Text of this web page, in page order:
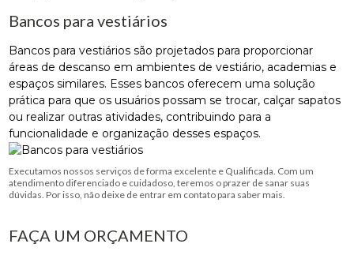
Bancos para vestiários
Bancos para vestiários são projetados para proporcionar
áreas de descanso em ambientes de vestiário, academias e
espaços similares. Esses bancos oferecem uma solução
prática para que os usuários possam se trocar, calçar sapatos
ou realizar outras atividades, contribuindo para a
funcionalidade e organização desses espaços.
Executamos nossos serviços de forma excelente e Qualificada. Com um
atendimento diferenciado e cuidadoso, teremos o prazer de sanar suas
dúvidas. Por isso, não deixe de entrar em contato para saber mais.
FAÇA UM ORÇAMENTO